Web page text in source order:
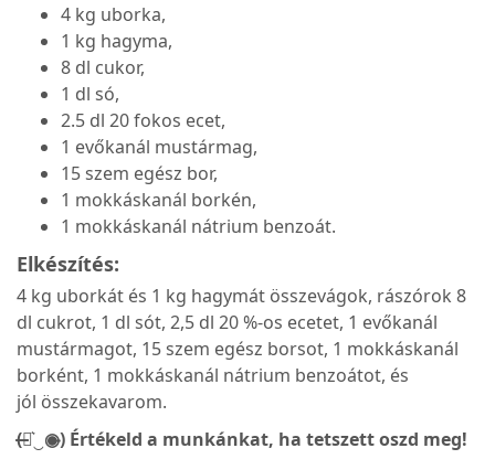
4 kg uborka,
1 kg hagyma,
8 dl cukor,
1 dl só,
2.5 dl 20 fokos ecet,
1 evőkanál mustármag,
15 szem egész bor,
1 mokkáskanál borkén,
1 mokkáskanál nátrium benzoát.
Elkészítés:
4 kg uborkát és 1 kg hagymát összevágok, rászórok 8
dl cukrot, 1 dl sót, 2,5 dl 20 %-os ecetet, 1 evőkanál
mustármagot, 15 szem egész borsot, 1 mokkáskanál
borként, 1 mokkáskanál nátrium benzoátot, és
jól összekavarom.
(̶◉͛‿◉̶) Értékeld a munkánkat, ha tetszett oszd meg!